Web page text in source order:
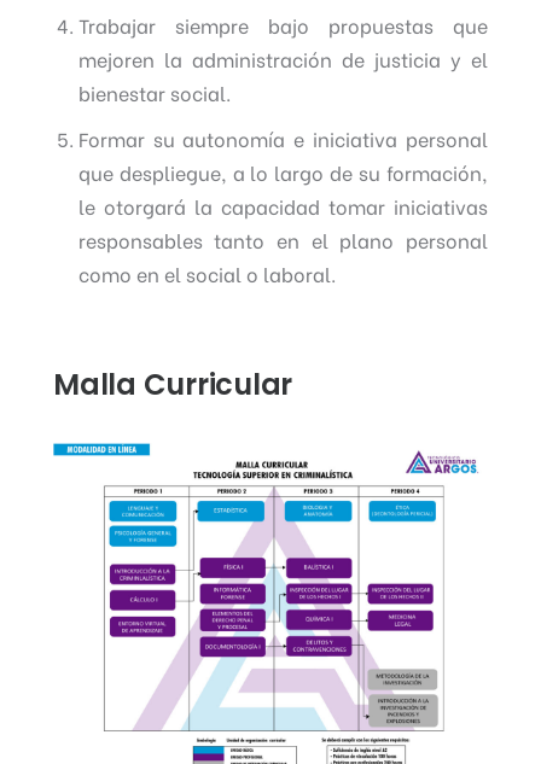
Trabajar siempre bajo propuestas que
mejoren la administración de justicia y el
bienestar social.
Formar su autonomía e iniciativa personal
que despliegue, a lo largo de su formación,
le otorgará la capacidad tomar iniciativas
responsables tanto en el plano personal
como en el social o laboral.
Malla Curricular